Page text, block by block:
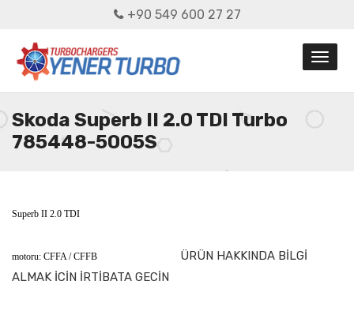
+90 549 600 27 27
Skoda Superb II 2.0 TDI Turbo
785448-5005S
Superb II 2.0 TDI
motoru: CFFA / CFFB ÜRÜN HAKKINDA BİLGİ
ALMAK İCİN İRTİBATA GECİN